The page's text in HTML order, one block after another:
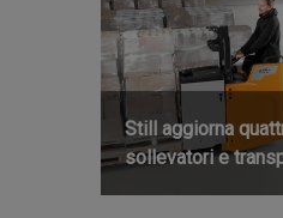
Still aggiorna
sollevatori e